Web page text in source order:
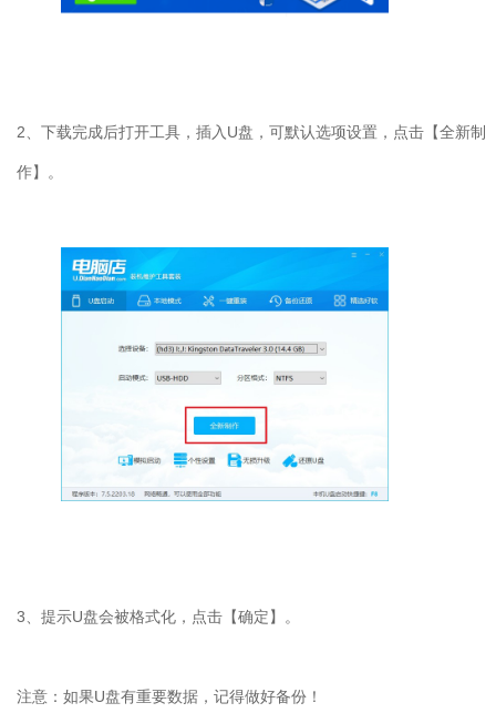
2 、下载完成后打开工具，插入 U盘，可默认选项设置，点击【全新制
作】。
3 、提示U盘会被格式化，点击【确定】。
注意：如果U盘有重要数据，记得做好备份！